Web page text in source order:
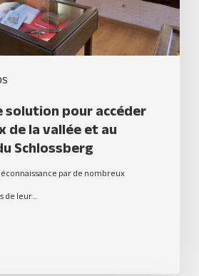
solution pour accéder
de la vallée et au
Schlossberg
par de nombreux
de leur…